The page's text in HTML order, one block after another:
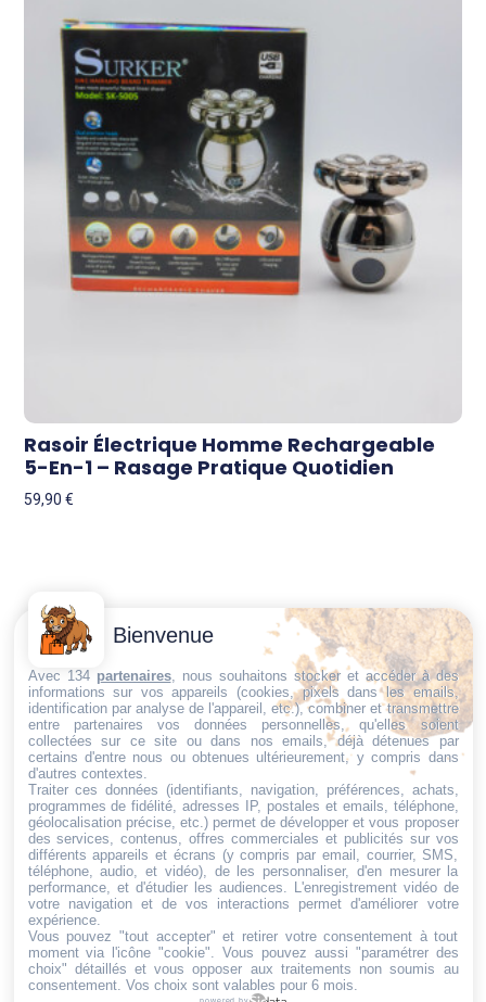
Rasoir Électrique Homme Rechargeable
5-En-1 – Rasage Pratique Quotidien
59,90€
Trouvez ce qu'il vous faut,
au bon endroit
Conditions
générales
de vente
Politique de
cookies
Politique de
confidentialité
Mentions
légales
Conditions de
retour et de
remboursement
Droit de
rétractation
Contactez-
Nous
Email:
dt@sasbms.fr
Bienvenue
Avec 134 partenaires, nous souhaitons stocker et accéder à des
informations sur vos appareils (cookies, pixels dans les emails,
identification par analyse de l'appareil, etc.), combiner et transmettre
entre partenaires vos données personnelles, qu'elles soient
collectées sur ce site ou dans nos emails, déjà détenues par
certains d'entre nous ou obtenues ultérieurement, y compris dans
d'autres contextes.
Traiter ces données (identifiants, navigation, préférences, achats,
programmes de fidélité, adresses IP, postales et emails, téléphone,
géolocalisation précise, etc.) permet de développer et vous proposer
des services, contenus, offres commerciales et publicités sur vos
différents appareils et écrans (y compris par email, courrier, SMS,
téléphone, audio, et vidéo), de les personnaliser, d'en mesurer la
performance, et d'étudier les audiences. L'enregistrement vidéo de
votre navigation et de vos interactions permet d'améliorer votre
expérience.
Vous pouvez "tout accepter" et retirer votre consentement à tout
moment via l'icône "cookie" . Vous pouvez aussi "paramétrer des
choix" détaillés et vous opposer aux traitements non soumis au
consentement. Vos choix sont valables pour 6 mois.
powered by